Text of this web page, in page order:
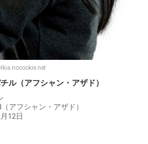
ル（アフシャン・アザド）
アフシャン・アザド）
12日